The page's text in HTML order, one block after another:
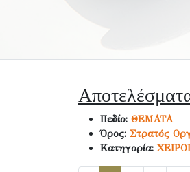
Πεδίο: ΘΕΜΑΤΑ
Όρος: Στρατός
Κατηγορία: